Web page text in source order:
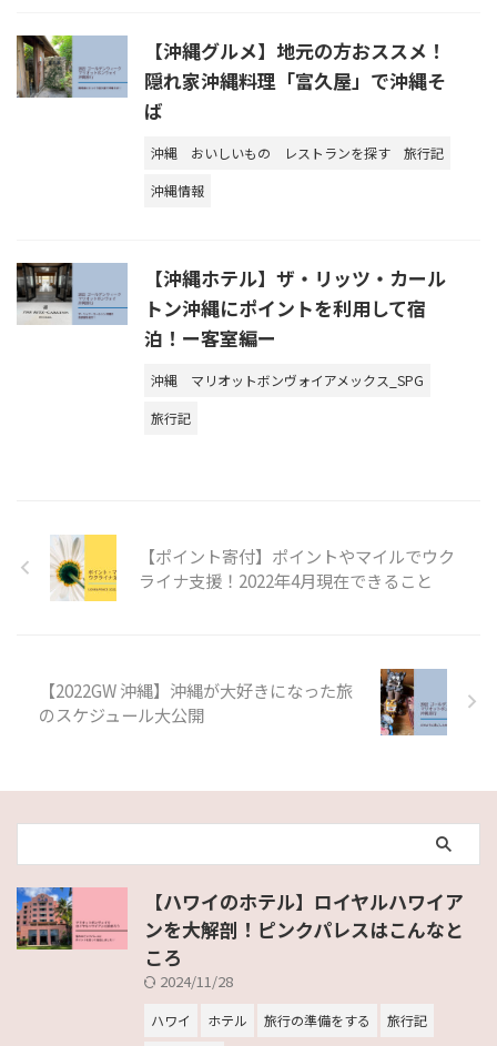
【沖縄グルメ】地元の方おススメ！
隠れ家沖縄料理「富久屋」で沖縄そ
ば
沖縄 おいしいもの レストランを探す
旅行記
沖縄情報
【沖縄ホテル】ザ・リッツ・カール
トン沖縄にポイントを利用して宿
泊！ー客室編ー
沖縄
マリオットボンヴォイアメックス_SPG
旅行記
【ポイント寄付】ポイントやマイルでウク
ライナ支援！2022年4月現在できること
【2022GW 沖縄】沖縄が大好きになった旅
のスケジュール大公開
【ハワイのホテル】ロイヤルハワイア
ンを大解剖！ピンクパレスはこんなと
ころ
2024/11/28
ハワイ ホテル 旅行の準備をする
旅行記